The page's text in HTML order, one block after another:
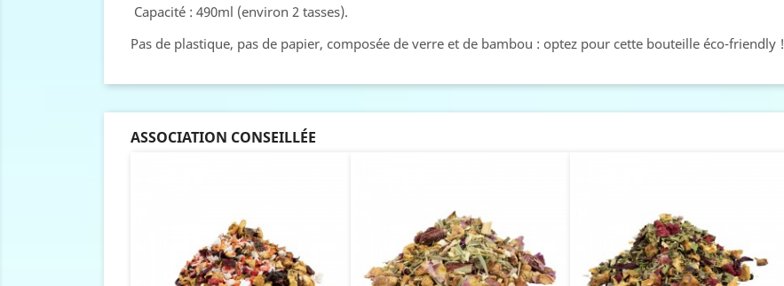
Capacité : 490ml (environ 2 tasses).
Pas de plastique, pas de papier, composée de verre et de bambou : optez pour cette bouteille éco-friendly !
ASSOCIATION CONSEILLÉE